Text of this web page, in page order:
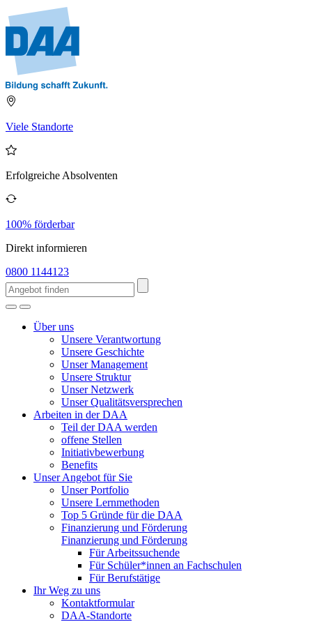
Viele Standorte
Erfolgreiche Absolventen
100% förderbar
Direkt informieren
0800 1144123
Über uns
Unsere Verantwortung
Unsere Geschichte
Unser Management
Unsere Struktur
Unser Netzwerk
Unser Qualitätsversprechen
Arbeiten in der DAA
Teil der DAA werden
offene Stellen
Initiativbewerbung
Benefits
Unser Angebot für Sie
Unser Portfolio
Unsere Lernmethoden
Top 5 Gründe für die DAA
Finanzierung und Förderung
Finanzierung und Förderung
Für Arbeitssuchende
Für Schüler*innen an Fachschulen
Für Berufstätige
Ihr Weg zu uns
Kontaktformular
DAA-Standorte